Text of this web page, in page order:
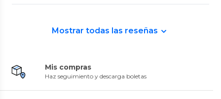
Mostrar todas las reseñas
Mis compras
Haz seguimiento y descarga boletas